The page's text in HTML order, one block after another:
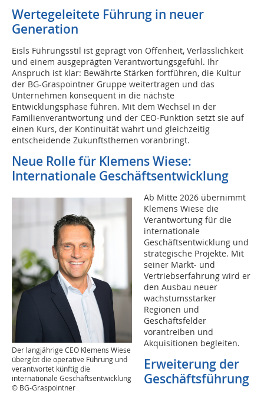
Wertegeleitete Führung in neuer
Generation
Eisls Führungsstil ist geprägt von Offenheit, Verlässlichkeit
und einem ausgeprägten Verantwortungsgefühl. Ihr
Anspruch ist klar: Bewährte Stärken fortführen, die Kultur
der BG-Graspointner Gruppe weitertragen und das
Unternehmen konsequent in die nächste
Entwicklungsphase führen. Mit dem Wechsel in der
Familienverantwortung und der CEO-Funktion setzt sie auf
einen Kurs, der Kontinuität wahrt und gleichzeitig
entscheidende Zukunftsthemen voranbringt.
Neue Rolle für Klemens Wiese:
Internationale Geschäftsentwicklung
Der langjährige CEO Klemens Wiese
übergibt die operative Führung und
verantwortet künftig die
internationale Geschäftsentwicklung
© BG-Graspointner
Ab Mitte 2026 übernimmt
Klemens Wiese die
Verantwortung für die
internationale
Geschäftsentwicklung und
strategische Projekte. Mit
seiner Markt- und
Vertriebserfahrung wird er
den Ausbau neuer
wachstumsstarker
Regionen und
Geschäftsfelder
vorantreiben und
Akquisitionen begleiten.
Erweiterung der
Geschäftsführung